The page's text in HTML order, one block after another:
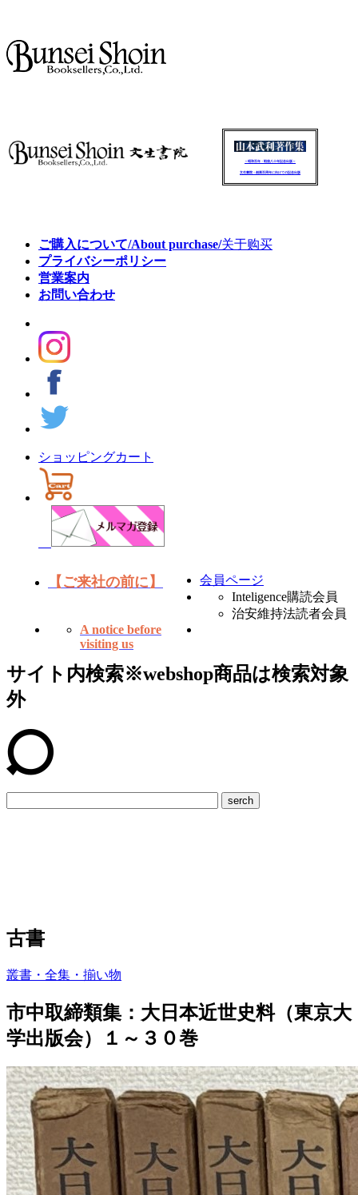
～昭和百年・戦後八十年記念出版～
文生書院：創業百周年に向けての記念出版
ご購入について/About purchase/关于购买
プライバシーポリシー
営業案内
お問い合わせ
ショッピングカート
【ご来社の前に】
会員ページ
Inteligence購読会員
治安維持法読者会員
A notice before
visiting us
サイト内検索※webshop商品は検索対象
外
serch
古書
叢書・全集・揃い物
市中取締類集：大日本近世史料（東京大
学出版会）１～３０巻